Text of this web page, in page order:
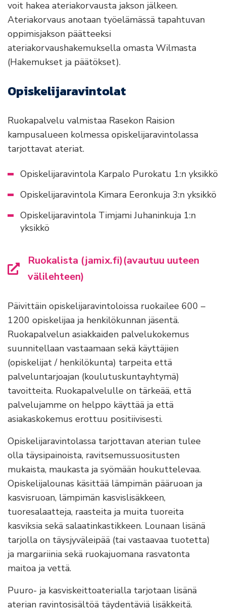
voit hakea ateriakorvausta jakson jälkeen.
Ateriakorvaus anotaan työelämässä tapahtuvan
oppimisjakson päätteeksi
ateriakorvaushakemuksella omasta Wilmasta
(Hakemukset ja päätökset).
Opiskelijaravintolat
Ruokapalvelu valmistaa Rasekon Raision
kampusalueen kolmessa opiskelijaravintolassa
tarjottavat ateriat.
Opiskelijaravintola Karpalo Purokatu 1:n yksikkö
Opiskelijaravintola Kimara Eeronkuja 3:n yksikkö
Opiskelijaravintola Timjami Juhaninkuja 1:n
yksikkö
Ruokalista (jamix.fi)(avautuu uuteen
välilehteen)
Päivittäin opiskelijaravintoloissa ruokailee 600 –
1200 opiskelijaa ja henkilökunnan jäsentä.
Ruokapalvelun asiakkaiden palvelukokemus
suunnitellaan vastaamaan sekä käyttäjien
(opiskelijat / henkilökunta) tarpeita että
palveluntarjoajan (koulutuskuntayhtymä)
tavoitteita. Ruokapalvelulle on tärkeää, että
palvelujamme on helppo käyttää ja että
asiakaskokemus erottuu positiivisesti.
Opiskelijaravintolassa tarjottavan aterian tulee
olla täysipainoista, ravitsemussuositusten
mukaista, maukasta ja syömään houkuttelevaa.
Opiskelijalounas käsittää lämpimän pääruoan ja
kasvisruoan, lämpimän kasvislisäkkeen,
tuoresalaatteja, raasteita ja muita tuoreita
kasviksia sekä salaatinkastikkeen. Lounaan lisänä
tarjolla on täysjyväleipää (tai vastaavaa tuotetta)
ja margariinia sekä ruokajuomana rasvatonta
maitoa ja vettä.
Puuro- ja kasviskeittoaterialla tarjotaan lisänä
aterian ravintosisältöä täydentäviä lisäkkeitä.